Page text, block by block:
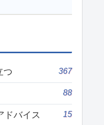
つ 367
88
ドバイス 15